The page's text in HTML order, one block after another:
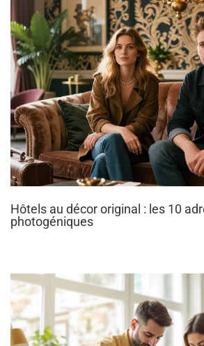
Hôtels au décor original : les 10
photogéniques